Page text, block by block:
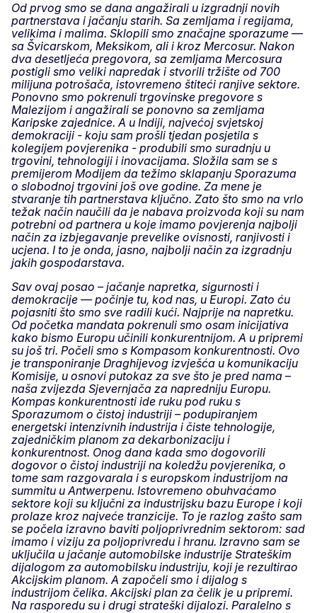
Od prvog smo se dana angažirali u izgradnji novih
partnerstava i jačanju starih. Sa zemljama i regijama,
velikima i malima. Sklopili smo značajne sporazume ––
sa Švicarskom, Meksikom, ali i kroz Mercosur. Nakon
dva desetljeća pregovora, sa zemljama Mercosura
postigli smo veliki napredak i stvorili tržište od 700
milijuna potrošača, istovremeno štiteći ranjive sektore.
Ponovno smo pokrenuli trgovinske pregovore s
Malezijom i angažirali se ponovno sa zemljama
Karipske zajednice. A u Indiji, najvećoj svjetskoj
demokraciji - koju sam prošli tjedan posjetila s
kolegijem povjerenika - produbili smo suradnju u
trgovini, tehnologiji i inovacijama. Složila sam se s
premijerom Modijem da težimo sklapanju Sporazuma
o slobodnoj trgovini još ove godine. Za mene je
stvaranje tih partnerstava ključno. Zato što smo na vrlo
težak način naučili da je nabava proizvoda koji su nam
potrebni od partnera u koje imamo povjerenja najbolji
način za izbjegavanje prevelike ovisnosti, ranjivosti i
ucjena. I to je onda, jasno, najbolji način za izgradnju
jakih gospodarstava.
Sav ovaj posao – jačanje napretka, sigurnosti i
demokracije — počinje tu, kod nas, u Europi. Zato ću
pojasniti što smo sve radili kući. Najprije na napretku.
Od početka mandata pokrenuli smo osam inicijativa
kako bismo Europu učinili konkurentnijom. A u pripremi
su još tri. Počeli smo s Kompasom konkurentnosti. Ovo
je transponiranje Draghijevog izvješća u komunikaciju
Komisije, u osnovi putokaz za sve što je pred nama –
naša zvijezda Sjevernjača za napredniju Europu.
Kompas konkurentnosti ide ruku pod ruku s
Sporazumom o čistoj industriji – podupiranjem
energetski intenzivnih industrija i čiste tehnologije,
zajedničkim planom za dekarbonizaciju i
konkurentnost. Onog dana kada smo dogovorili
dogovor o čistoj industriji na koledžu povjerenika, o
tome sam razgovarala i s europskom industrijom na
summitu u Antwerpenu. Istovremeno obuhvaćamo
sektore koji su ključni za industrijsku bazu Europe i koji
prolaze kroz najveće tranzicije. To je razlog zašto sam
se počela izravno baviti poljoprivrednim sektorom: sad
imamo i viziju za poljoprivredu i hranu. Izravno sam se
uključila u jačanje automobilske industrije Strateškim
dijalogom za automobilsku industriju, koji je rezultirao
Akcijskim planom. A započeli smo i dijalog s
industrijom čelika. Akcijski plan za čelik je u pripremi.
Na rasporedu su i drugi strateški dijalozi. Paralelno s